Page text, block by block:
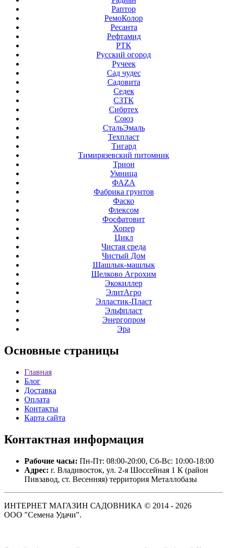
Раптор
РемоКолор
Ресанта
Рефтамид
РТК
Русский огород
Ручеек
Сад чудес
Садовита
Седек
СЗТК
Сибртех
Союз
СтальЭмаль
Техпласт
Тигард
Тимирязевский питомник
Трион
Умница
ФАZА
Фабрика грунтов
Фаско
Флексом
Фосфатовит
Хопер
Цикл
Чистая среда
Чистый Дом
Шашлык-машлык
Щелково Агрохим
Экокиллер
ЭлитАгро
Элластик-Пласт
Эльфпласт
Энергопром
Эра
Основные страницы
Главная
Блог
Доставка
Оплата
Контакты
Карта сайта
Контактная информация
Рабочие часы: Пн-Пт: 08:00-20:00, Сб-Вс: 10:00-18:00
Адрес: г. Владивосток, ул. 2-я Шоссейная 1 К (район
Пивзавод, ст. Весенняя) территория Металлобазы
ИНТЕРНЕТ МАГАЗИН САДОВНИКА © 2014 - 2026
ООО "Семена Удачи".